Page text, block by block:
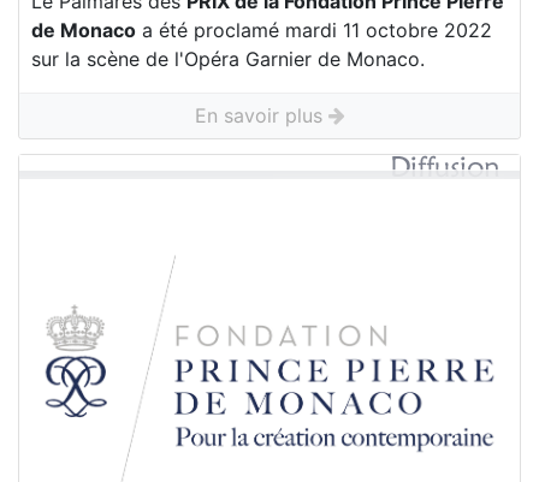
de Monaco a été proclamé mardi 11 octobre 2022
sur la scène de l'Opéra Garnier de Monaco.
En savoir plus